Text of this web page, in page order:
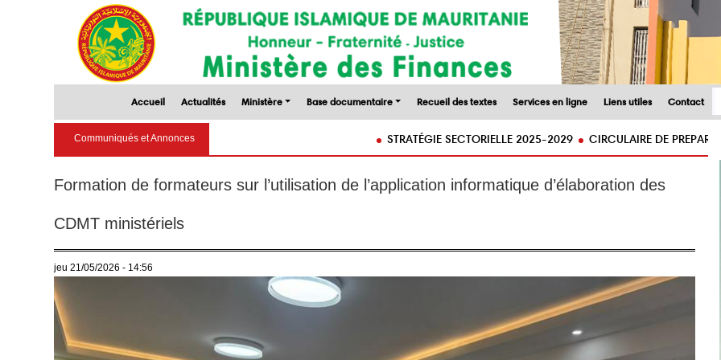
Accueil Actualités Ministère Base documentaire Recueil des textes Services en ligne Liens utiles Contact
Communiqués et Annonces STRATÉGIE SECTORIELLE 2025-2029 CIRCULAIRE DE PREPARATION DU
Formation de formateurs sur l’utilisation de l’application informatique d’élaboration des
CDMT ministériels
jeu 21/05/2026 - 14:56